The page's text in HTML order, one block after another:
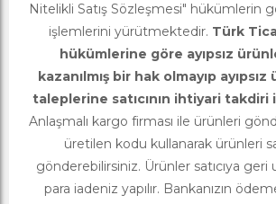
Nitelikli Satış Sözleşmesi" hükümlerin
işlemlerini yürütmektedir. Türk
hükümlerine göre ayıpsız
kazanılmış bir hak olmayıp
taleplerine satıcının ihtiyari takdiri
Anlaşmalı kargo firması ile ürünleri
üretilen kodu kullanarak ürünleri
gönderebilirsiniz. Ürünler satıcıya geri
para iadeniz yapılır. Bankanızın